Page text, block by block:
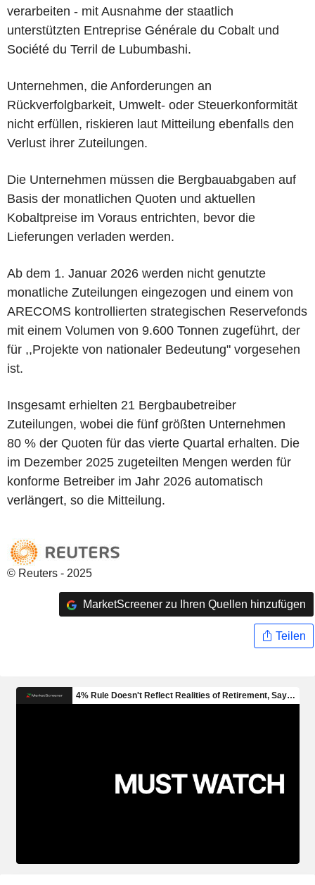
verarbeiten - mit Ausnahme der staatlich
unterstützten Entreprise Générale du Cobalt und
Société du Terril de Lubumbashi.
Unternehmen, die Anforderungen an
Rückverfolgbarkeit, Umwelt- oder Steuerkonformität
nicht erfüllen, riskieren laut Mitteilung ebenfalls den
Verlust ihrer Zuteilungen.
Die Unternehmen müssen die Bergbauabgaben auf
Basis der monatlichen Quoten und aktuellen
Kobaltpreise im Voraus entrichten, bevor die
Lieferungen verladen werden.
Ab dem 1. Januar 2026 werden nicht genutzte
monatliche Zuteilungen eingezogen und einem von
ARECOMS kontrollierten strategischen Reservefonds
mit einem Volumen von 9.600 Tonnen zugeführt, der
für ,,Projekte von nationaler Bedeutung" vorgesehen
ist.
Insgesamt erhielten 21 Bergbaubetreiber
Zuteilungen, wobei die fünf größten Unternehmen
80 % der Quoten für das vierte Quartal erhalten. Die
im Dezember 2025 zugeteilten Mengen werden für
konforme Betreiber im Jahr 2026 automatisch
verlängert, so die Mitteilung.
© Reuters - 2025
MarketScreener zu Ihren Quellen hinzufügen
Teilen